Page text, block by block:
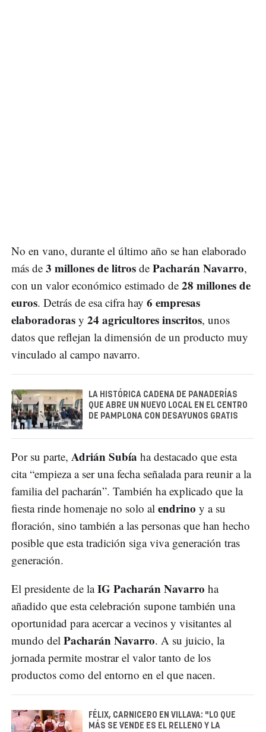
No en vano, durante el último año se han elaborado
más de 3 millones de litros de Pacharán Navarro,
con un valor económico estimado de 28 millones de
euros. Detrás de esa cifra hay 6 empresas
elaboradoras y 24 agricultores inscritos, unos
datos que reflejan la dimensión de un producto muy
vinculado al campo navarro.
LA HISTÓRICA CADENA DE PANADERÍAS
QUE ABRE UN NUEVO LOCAL EN EL CENTRO
DE PAMPLONA CON DESAYUNOS GRATIS
Por su parte, Adrián Subía ha destacado que esta
cita “empieza a ser una fecha señalada para reunir a la
familia del pacharán”. También ha explicado que la
fiesta rinde homenaje no solo al endrino y a su
floración, sino también a las personas que han hecho
posible que esta tradición siga viva generación tras
generación.
El presidente de laIG Pacharán Navarro ha
añadido que esta celebración supone también una
oportunidad para acercar a vecinos y visitantes al
mundo del Pacharán Navarro. A su juicio, la
jornada permite mostrar el valor tanto de los
productos como del entorno en el que nacen.
FÉLIX, CARNICERO EN VILLAVA: "LO QUE
MÁS SE VENDE ES EL RELLENO Y LA